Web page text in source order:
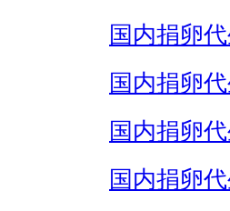
国内捐卵
国内捐卵
国内捐卵
国内捐卵